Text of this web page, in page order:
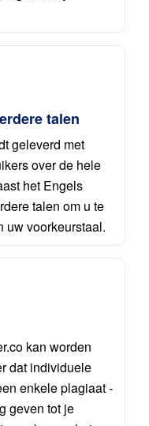
talen
geleverd met
over de hele
het Engels
talen om u te
uw voorkeurstaal.
kan worden
dat individuele
enkele plagiaat -
geven tot je